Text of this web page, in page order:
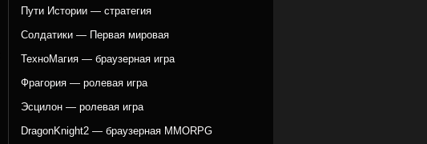
Пути Истории — стратегия
Солдатики — Первая мировая
ТехноМагия — браузерная игра
Фрагория — ролевая игра
Эсцилон — ролевая игра
DragonKnight2 — браузерная MMORPG